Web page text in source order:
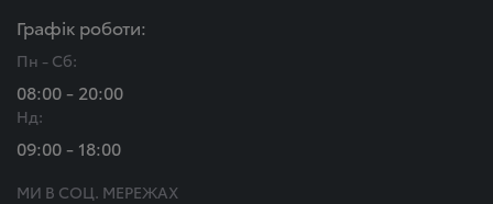
Графік роботи:
Пн - Сб:
08:00 - 20:00
Нд:
09:00 - 18:00
МИ В СОЦ. МЕРЕЖАХ